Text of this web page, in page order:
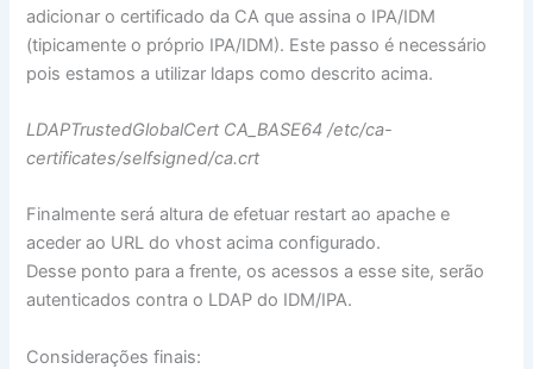
adicionar o certificado da CA que assina o IPA/IDM
(tipicamente o próprio IPA/IDM). Este passo é necessário
pois estamos a utilizar ldaps como descrito acima.
LDAPTrustedGlobalCert CA_BASE64 /etc/ca-
certificates/selfsigned/ca.crt
Finalmente será altura de efetuar restart ao apache e
aceder ao URL do vhost acima configurado.
Desse ponto para a frente, os acessos a esse site, serão
autenticados contra o LDAP do IDM/IPA.
Considerações finais: